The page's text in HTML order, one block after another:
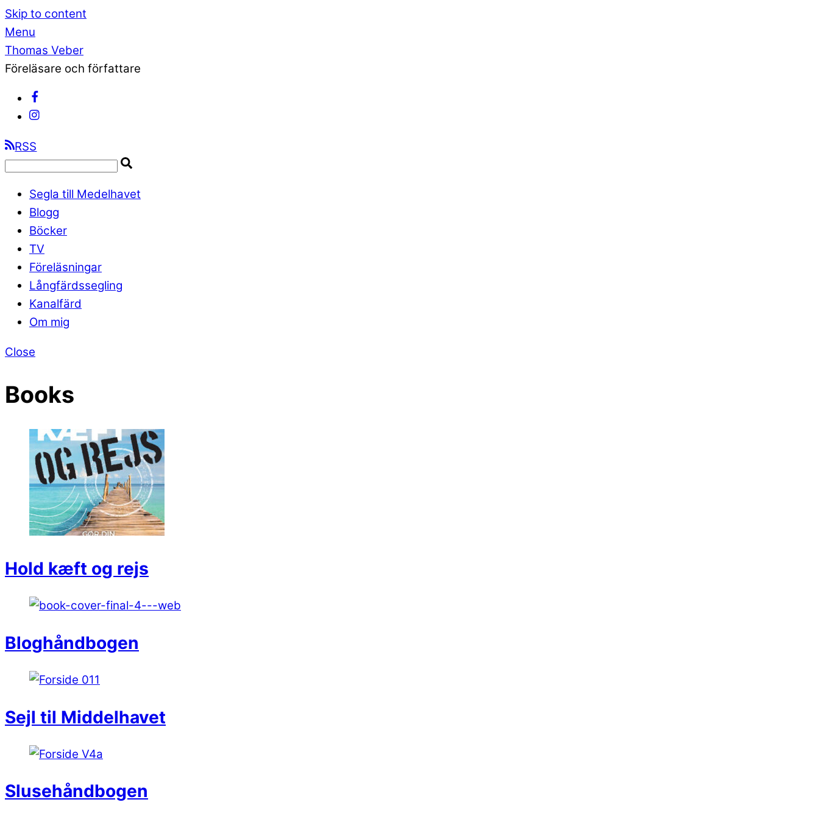
Skip to content
Menu
Thomas Veber
Föreläsare och författare
RSS
Segla till Medelhavet
Blogg
Böcker
TV
Föreläsningar
Långfärdssegling
Kanalfärd
Om mig
Close
Books
Hold kæft og rejs
Bloghåndbogen
Sejl til Middelhavet
Slusehåndbogen